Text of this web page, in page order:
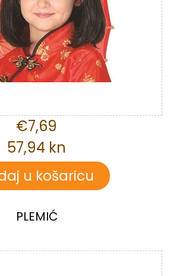
€7,69
57,94 kn
PLEMIĆ